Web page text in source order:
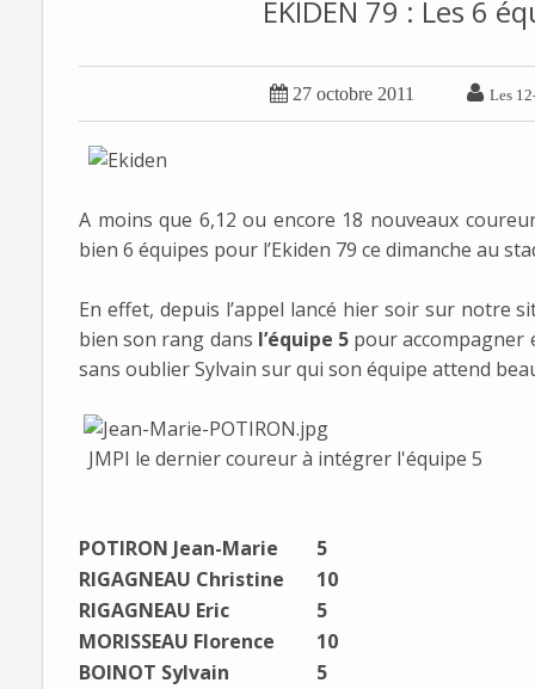
EKIDEN 79 : Les 6
 27 octobre 2011  Les
A moins que 6,12 ou encore 18 nouveaux
bien 6 équipes pour l’Ekiden 79 ce dimanche au
En effet, depuis l’appel lancé hier soir sur notre
bien son rang dans l’équipe 5 pour accompagner
sans oublier Sylvain sur qui son équipe attend
JMPI le dernier coureur à intégrer l'équipe 5
POTIRON Jean-Marie
5
RIGAGNEAU Christine
10
RIGAGNEAU Eric
5
MORISSEAU Florence
10
BOINOT Sylvain
5